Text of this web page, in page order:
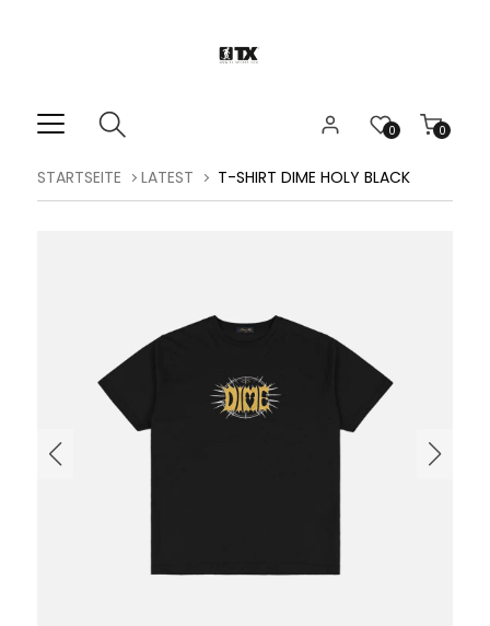
0
0
STARTSEITE LATEST T-SHIRT DIME HOLY BLACK